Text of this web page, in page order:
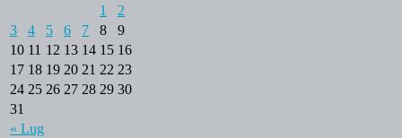
« Lug
1
2
3
4 5 6 7 8
9
10 11 12 13 14 15 16
17 18 19 20 21 22 23
24 25 26 27 28 29 30
31